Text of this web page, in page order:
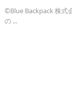
©Blue Backpack 株式
の ...